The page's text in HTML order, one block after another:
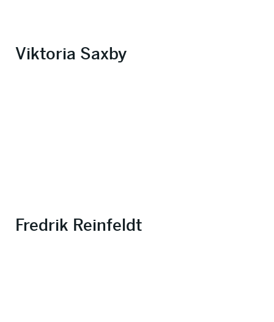
Viktoria Saxby
Fredrik Reinfeldt